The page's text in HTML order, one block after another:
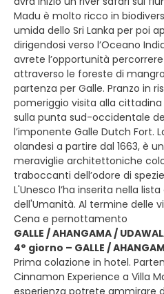
Madu è molto ricco in
umida dello Sri Lanka per poi
dirigendosi verso l’Oceano
avrete l’opportunità
attraverso le foreste di
partenza per Galle. Pranzo in
pomeriggio visita alla
sulla punta sud-occidentale
l’imponente Galle Dutch Fort.
olandesi a partire dal 1663, è
meraviglie architettoniche
traboccanti dell’odore di
L'Unesco l’ha inserita nella
dell'Umanità. Al termine delle
Cena e pernottamento
GALLE / AHANGAMA /
4° giorno – GALLE /
Prima colazione in hotel.
Cinnamon Experience a Villa
esperienza potrete ammirare